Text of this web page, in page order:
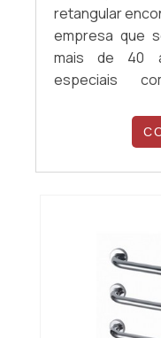
retangular
empresa que
mais de 40
especiais
companhia
melhorias
possuir um